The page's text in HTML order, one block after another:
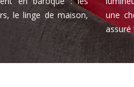
le linge de maison,
une
assuré !